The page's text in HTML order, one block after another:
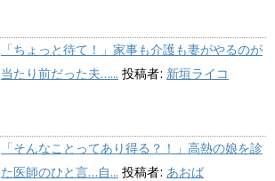
「ちょっと待て！」家事も介護も妻がやるのが
当たり前だった夫…... 投稿者: 新垣ライコ
「そんなことってあり得る？！」高熱の娘を診
た医師のひと言…自... 投稿者: あおば